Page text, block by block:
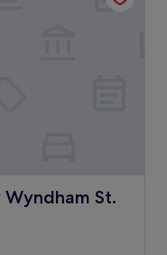
Wyndham St.
St. Louis